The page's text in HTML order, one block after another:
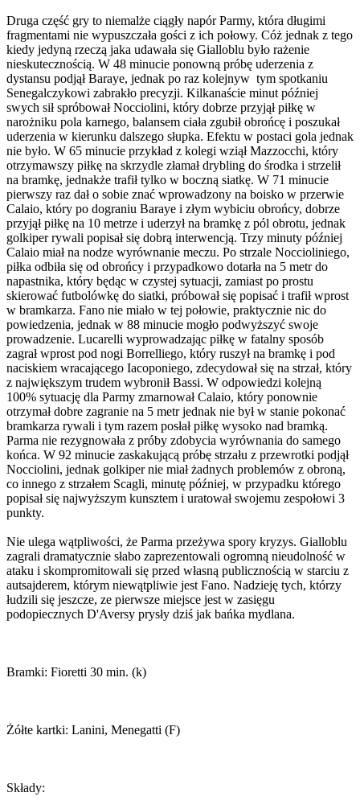
Druga część gry to niemalże ciągły napór Parmy, która długimi
fragmentami nie wypuszczała gości z ich połowy. Cóż jednak z tego
kiedy jedyną rzeczą jaka udawała się Gialloblu było rażenie
nieskutecznością. W 48 minucie ponowną próbę uderzenia z
dystansu podjął Baraye, jednak po raz kolejnyw tym spotkaniu
Senegalczykowi zabrakło precyzji. Kilkanaście minut później
swych sił spróbował Nocciolini, który dobrze przyjął piłkę w
narożniku pola karnego, balansem ciała zgubił obrońcę i poszukał
uderzenia w kierunku dalszego słupka. Efektu w postaci gola jednak
nie było. W 65 minucie przykład z kolegi wziął Mazzocchi, który
otrzymawszy piłkę na skrzydle złamał drybling do środka i strzelił
na bramkę, jednakże trafił tylko w boczną siatkę. W 71 minucie
pierwszy raz dał o sobie znać wprowadzony na boisko w przerwie
Calaio, który po dograniu Baraye i złym wybiciu obrońcy, dobrze
przyjął piłkę na 10 metrze i uderzył na bramkę z pól obrotu, jednak
golkiper rywali popisał się dobrą interwencją. Trzy minuty później
Calaio miał na nodze wyrównanie meczu. Po strzale Noccioliniego,
piłka odbiła się od obrońcy i przypadkowo dotarła na 5 metr do
napastnika, który będąc w czystej sytuacji, zamiast po prostu
skierować futbolówkę do siatki, próbował się popisać i trafił wprost
w bramkarza. Fano nie miało w tej połowie, praktycznie nic do
powiedzenia, jednak w 88 minucie mogło podwyższyć swoje
prowadzenie. Lucarelli wyprowadzając piłkę w fatalny sposób
zagrał wprost pod nogi Borrelliego, który ruszył na bramkę i pod
naciskiem wracającego Iacoponiego, zdecydował się na strzał, który
z największym trudem wybronił Bassi. W odpowiedzi kolejną
100% sytuację dla Parmy zmarnował Calaio, który ponownie
otrzymał dobre zagranie na 5 metr jednak nie był w stanie pokonać
bramkarza rywali i tym razem posłał piłkę wysoko nad bramką.
Parma nie rezygnowała z próby zdobycia wyrównania do samego
końca. W 92 minucie zaskakującą próbę strzału z przewrotki podjął
Nocciolini, jednak golkiper nie miał żadnych problemów z obroną,
co innego z strzałem Scagli, minutę później, w przypadku którego
popisał się najwyższym kunsztem i uratował swojemu zespołowi 3
punkty.
Nie ulega wątpliwości, że Parma przeżywa spory kryzys. Gialloblu
zagrali dramatycznie słabo zaprezentowali ogromną nieudolność w
ataku i skompromitowali się przed własną publicznością w starciu z
autsajderem, którym niewątpliwie jest Fano. Nadzieję tych, którzy
łudzili się jeszcze, ze pierwsze miejsce jest w zasięgu
podopiecznych D'Aversy prysły dziś jak bańka mydlana.
Bramki: Fioretti 30 min. (k)
Żółte kartki: Lanini, Menegatti (F)
Składy: